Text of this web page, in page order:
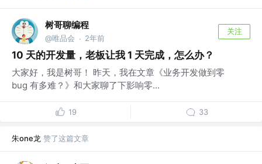
树哥聊编程
@唯品会 · 2年前
关注
10 天的开发量，老板让我 1 天完成，怎么办？
大家好，我是树哥！ 昨天，我在文章《业务开发做到零
bug 有多难？》和大家聊了下影响零...
19 33
朱one龙 赞了这篇文章